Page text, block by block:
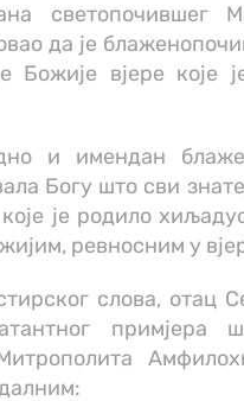
светопочившег
да је
Божије вјере које
и имендан
Богу што сви
је родило
ревносним у
слова, отац